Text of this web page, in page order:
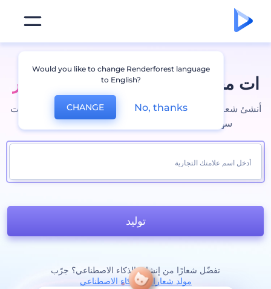
ات مجاني على الإنترنت محرر شعار
أنشئ شعارات مخصصة تناسب علامتك التجارية بمحرر الشعارات
سهل الاستخدام. صمم شيئًا فريدًا، بدون أي عقبات
توليد
تفضّل شعارًا من إنشائه الذكاء الاصطناعي؟ جرّب
مولد شعارات بالذكاء الاصطناعي
Would you like to change Renderforest language
to English?
CHANGE No, thanks